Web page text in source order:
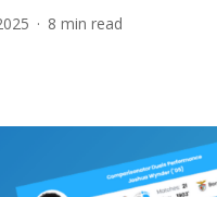
8 min read